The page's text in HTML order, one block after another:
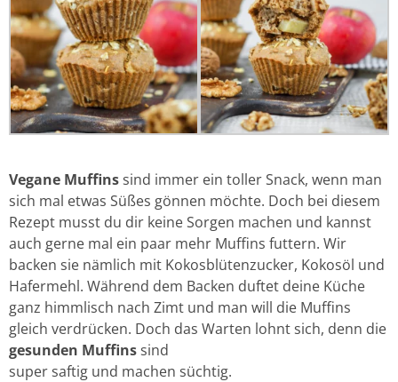
Vegane Muffinssind immer ein toller Snack, wenn man
sich mal etwas Süßes gönnen möchte. Doch bei diesem
Rezept musst du dir keine Sorgen machen und kannst
auch gerne mal ein paar mehr Muffins futtern. Wir
backen sie nämlich mit Kokosblütenzucker, Kokosöl und
Hafermehl. Während dem Backen duftet deine Küche
ganz himmlisch nach Zimt und man will die Muffins
gleich verdrücken. Doch das Warten lohnt sich, denn die
gesunden Muffinssind
super saftig und machen süchtig.